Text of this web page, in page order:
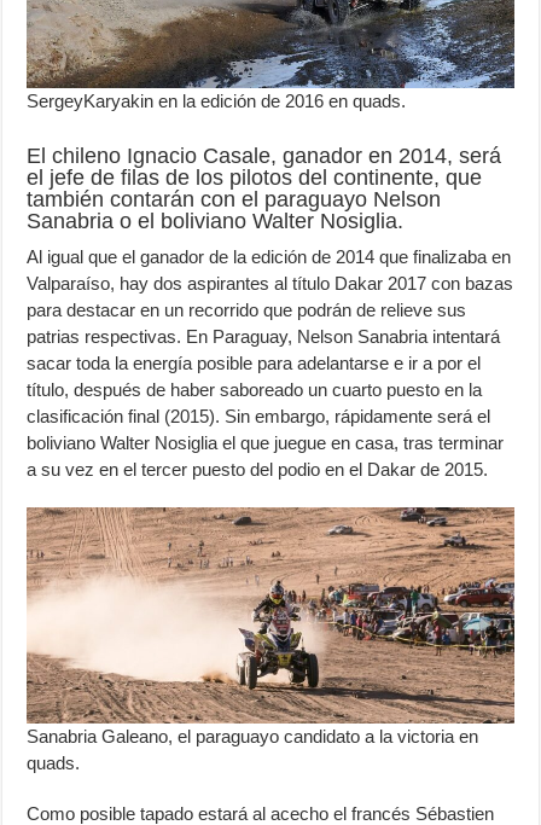
SergeyKaryakin en la edición de 2016 en quads.
El chileno Ignacio Casale, ganador en 2014, será
el jefe de filas de los pilotos del continente, que
también contarán con el paraguayo Nelson
Sanabria o el boliviano Walter Nosiglia.
Al igual que el ganador de la edición de 2014 que finalizaba en
Valparaíso, hay dos aspirantes al título Dakar 2017 con bazas
para destacar en un recorrido que podrán de relieve sus
patrias respectivas. En Paraguay, Nelson Sanabria intentará
sacar toda la energía posible para adelantarse e ir a por el
título, después de haber saboreado un cuarto puesto en la
clasificación final (2015). Sin embargo, rápidamente será el
boliviano Walter Nosiglia el que juegue en casa, tras terminar
a su vez en el tercer puesto del podio en el Dakar de 2015.
Sanabria Galeano, el paraguayo candidato a la victoria en
quads.
Como posible tapado estará al acecho el francés Sébastien